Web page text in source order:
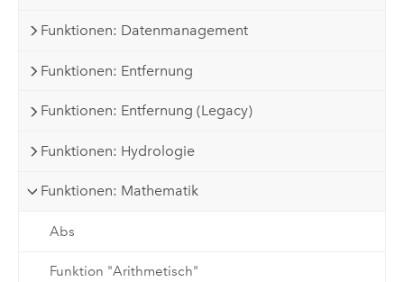
Funktionen: Datenmanagement
Funktionen: Entfernung
Funktionen: Entfernung (Legacy)
Funktionen: Hydrologie
Funktionen: Mathematik
Abs
Funktion "Arithmetisch"